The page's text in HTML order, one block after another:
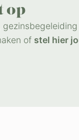
op​
of stel hier